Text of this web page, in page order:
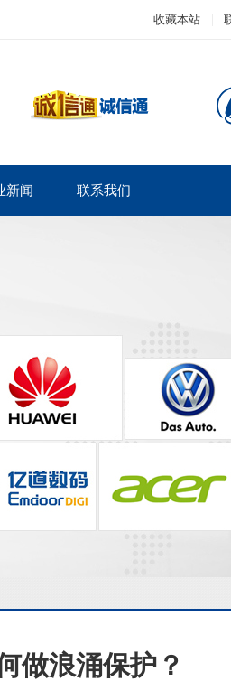
收藏本站
新闻 联系我们
做浪涌保护？